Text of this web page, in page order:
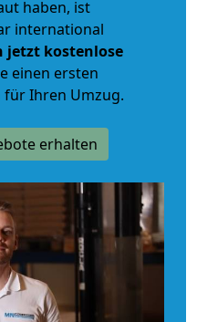
haben, ist
international
jetzt kostenlose
einen ersten
für Ihren Umzug.
erhalten